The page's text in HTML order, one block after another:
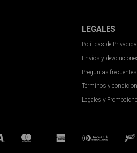
LEGALES
Políticas de
Envíos y
Preguntas frecuentes
Términos y
Legales y